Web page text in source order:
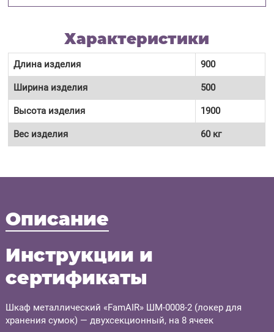
Характеристики
Длина изделия 900
Ширина изделия 500
Высота изделия 1900
Вес изделия 60 кг
Описание
Инструкции и
сертификаты
Шкаф металлический «FamAIR» ШМ-0008-2 (локер для
хранения сумок) — двухсекционный, на 8 ячеек